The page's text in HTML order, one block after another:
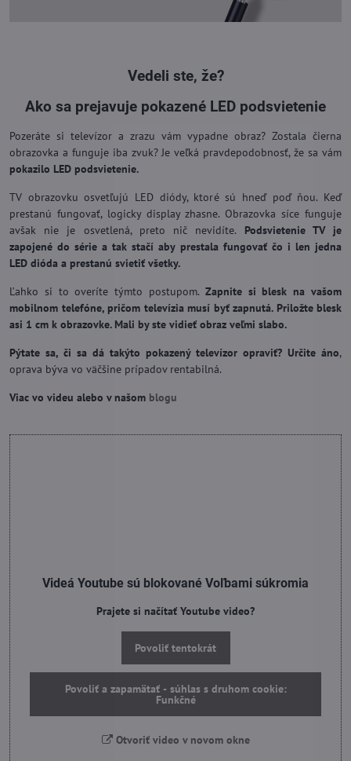
Vedeli ste, že?
Ako sa prejavuje pokazené LED podsvietenie
Pozeráte si televízor a zrazu vám vypadne obraz? Zostala čierna
obrazovka a funguje iba zvuk? Je veľká pravdepodobnosť, že sa vám
pokazilo LED podsvietenie.
TV obrazovku osvetľujú LED diódy, ktoré sú hneď poď ňou. Keď
prestanú fungovať, logicky display zhasne. Obrazovka síce funguje
avšak nie je osvetlená, preto nič nevidíte. Podsvietenie TV je
zapojené do série a tak stačí aby prestala fungovať čo i len jedna
LED dióda a prestanú svietiť všetky.
Ľahko si to overíte týmto postupom. Zapnite si blesk na vašom
mobilnom telefóne, pričom televízia musí byť zapnutá. Priložte blesk
asi 1 cm k obrazovke. Mali by ste vidieť obraz veľmi slabo.
Pýtate sa, či sa dá takýto pokazený televízor opraviť? Určite áno,
oprava býva vo väčšine prípadov rentabilná.
Viac vo videu alebo v našom blogu
Videá Youtube sú blokované Voľbami súkromia
Prajete si načítať Youtube video?
Povoliť tentokrát
Povoliť a zapamätať - súhlas s druhom cookie:
Funkčné
Otvoriť video v novom okne